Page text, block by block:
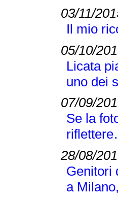
03/11/
Il mio
05/10/
Licata
uno dei
07/09/
Se la
28/08/
Genitori
a